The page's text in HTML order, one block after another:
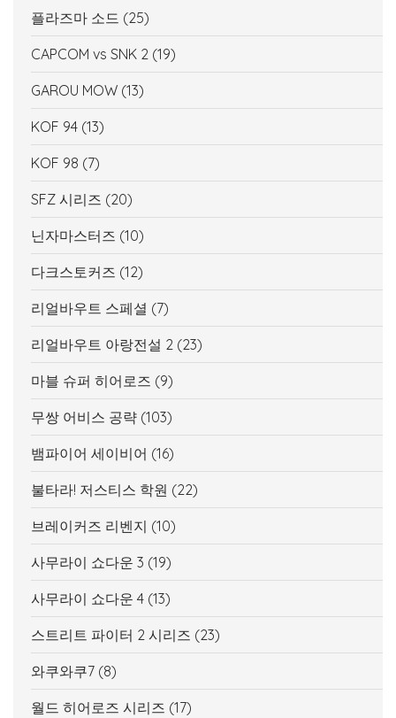
플라즈마 소드 (25)
CAPCOM vs SNK 2 (19)
GAROU MOW (13)
KOF 94 (13)
KOF 98 (7)
SFZ 시리즈 (20)
닌자마스터즈 (10)
다크스토커즈 (12)
리얼바우트 스페셜 (7)
리얼바우트 아랑전설 2 (23)
마블 슈퍼 히어로즈 (9)
무쌍 어비스 공략 (103)
뱀파이어 세이비어 (16)
불타라! 저스티스 학원 (22)
브레이커즈 리벤지 (10)
사무라이 쇼다운 3 (19)
사무라이 쇼다운 4 (13)
스트리트 파이터 2 시리즈 (23)
와쿠와쿠7 (8)
월드 히어로즈 시리즈 (17)